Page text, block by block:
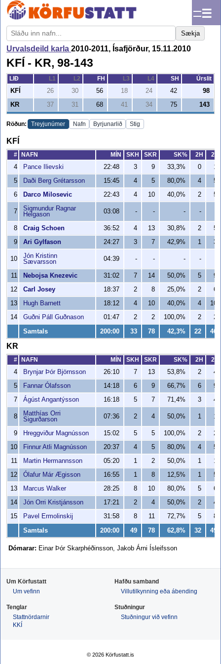
☰
Sækja
Urvalsdeild karla 2010-2011, Ísafjörður, 15.11.2010
KFÍ - KR, 98-143
LIÐ L1 L2 FH L3 L4 SH
Úrslit
KFÍ
26 30 56 18 24 42
98
KR
37 31 68 41 34 75 143
Röðun: Treyjunúmer Nafn Byrjunarlið Stig
KFÍ
# NAFN MÍN SKH SKR SK% 2H
2R
4
Pance Ilievski 22:48 3 9 33,3% 0
1
5
Daði Berg Grétarsson 15:45 4 5 80,0% 4
5
6
Darco Milosevic 22:43 4 10 40,0% 2 5
7
Sigmundur Ragnar
Helgason
03:08 - - - -
8 Craig Schoen 36:52 4 13 30,8% 2
5
9
Ari Gylfason 24:27 3 7 42,9% 1 3
10
Jón Kristinn
Sævarsson
04:39 - - - -
11 Nebojsa Knezevic 31:02 7 14 50,0% 5
9
12
Carl Josey 18:37 2 8 25,0% 2
6
13
Hugh Barnett 18:12 4 10 40,0% 4
10
14
Guðni Páll Guðnason 01:47 2 2 100,0% 2 2
Samtals 200:00 33 78 42,3% 22 46
KR
# NAFN MÍN SKH SKR SK% 2H
2R
4
Brynjar Þór Björnsson 26:10 7 13 53,8% 2
4
5
Fannar Ólafsson 14:18 6 9 66,7% 6
9
7
Ágúst Angantýsson 16:18 5 7 71,4% 3 4
8
Matthías Orri
Sigurðarson
07:36 2 4 50,0% 1 1
9 Hreggviður Magnússon 15:02 5 5 100,0% 2
2
10
Finnur Atli Magnússon 20:37 4 5 80,0% 4
5
11
Martin Hermannsson 05:20 1 2 50,0% 1
1
12
Ólafur Már Ægisson 16:55 1 8 12,5% 1
5
13
Marcus Walker 28:25 8 10 80,0% 5
6
14
Jón Orri Kristjánsson 17:21 2 4 50,0% 2
4
15
Pavel Ermolinskij 31:58 8 11 72,7% 5 8
Samtals 200:00 49 78 62,8% 32 49
Dómarar: Einar Þór Skarphéðinsson, Jakob Árni Ísleifsson
Um Körfustatt
Um vefinn
Hafðu samband
Villutilkynning eða ábending
Tenglar
Stattnördarnir
KKÍ
Stuðningur
Stuðningur við vefinn
© 2026 Körfustatt.is